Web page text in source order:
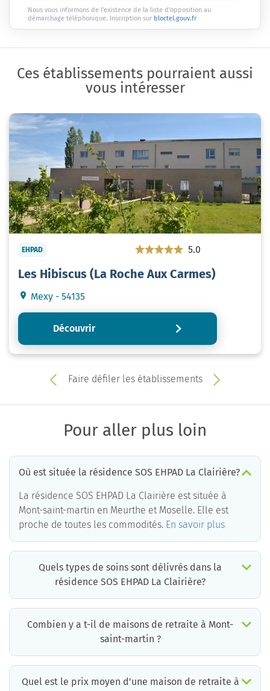
Nous vous informons de l'existence de la liste d'opposition au
démarchage téléphonique. Inscription sur bloctel.gouv.fr
Ces établissements pourraient aussi
vous intéresser
EHPAD 5.0
Les Hibiscus (La Roche Aux Carmes)
Mexy - 54135
Découvrir
Faire défiler les établissements
Pour aller plus loin
Où est située la résidence SOS EHPAD La Clairière?
La résidence SOS EHPAD La Clairière est située à
Mont-saint-martin en Meurthe et Moselle. Elle est
proche de toutes les commodités. En savoir plus
Quels types de soins sont délivrés dans la
résidence SOS EHPAD La Clairière?
Combien y a t-il de maisons de retraite à Mont-
saint-martin ?
Quel est le prix moyen d'une maison de retraite à